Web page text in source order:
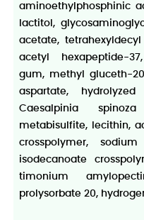
aminoethylphosphinic
lactitol,
acetate,
acetyl hexapeptide-
gum, methyl gluceth-
aspartate,
Caesalpinia
metabisulfite, lecithin,
crosspolymer,
isodecanoate
timonium
prolysorbate 20,